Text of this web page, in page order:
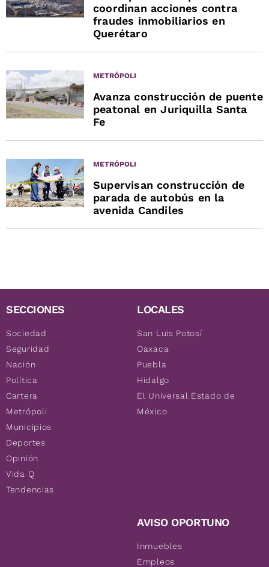
coordinan acciones contra
fraudes inmobiliarios en
Querétaro
METRÓPOLI
Avanza construcción de puente
peatonal en Juriquilla Santa
Fe
METRÓPOLI
Supervisan construcción de
parada de autobús en la
avenida Candiles
SECCIONES
Sociedad
Seguridad
Nación
Política
Cartera
Metrópoli
Municipios
Deportes
Opinión
Vida Q
Tendencias
LOCALES
San Luis Potosí
Oaxaca
Puebla
Hidalgo
El Universal Estado de
México
AVISO OPORTUNO
Inmuebles
Empleos